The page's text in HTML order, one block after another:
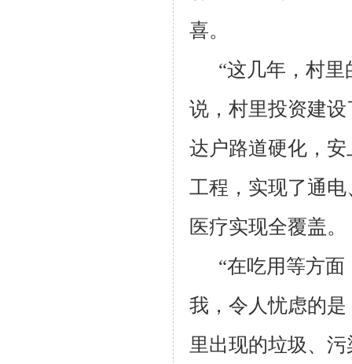
喜。
“这几年，村
说，村里投资建
达户路道硬化，
工程，实现了通
医疗实现全覆盖。
“在吃用等方
我，令人忧虑的
里出现的垃圾、